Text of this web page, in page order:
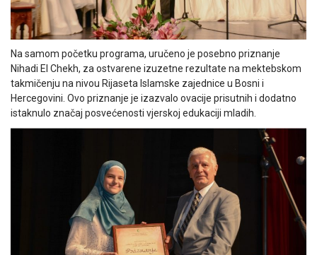
Na samom početku programa, uručeno je posebno priznanje
Nihadi El Chekh, za ostvarene izuzetne rezultate na mektebskom
takmičenju na nivou Rijaseta Islamske zajednice u Bosni i
Hercegovini. Ovo priznanje je izazvalo ovacije prisutnih i dodatno
istaknulo značaj posvećenosti vjerskoj edukaciji mladih.